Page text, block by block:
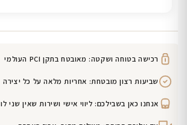
רכישה בטוחה ושקטה: מאובטח בתקן PCI העולמי
שביעות רצון מובטחת: אחריות מלאה על כל יצירה
אנחנו כאן בשבילכם: ליווי אישי ושירות שאין שני לו